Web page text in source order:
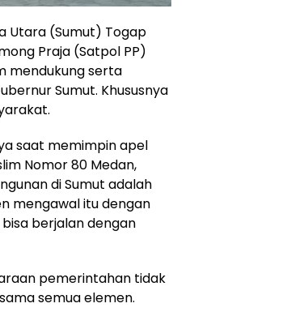
Utara (Sumut) Togap
Praja (Satpol PP)
mendukung serta
Sumut. Khususnya
saat memimpin apel
Nomor 80 Medan,
di Sumut adalah
mengawal itu dengan
berjalan dengan
pemerintahan tidak
semua elemen.